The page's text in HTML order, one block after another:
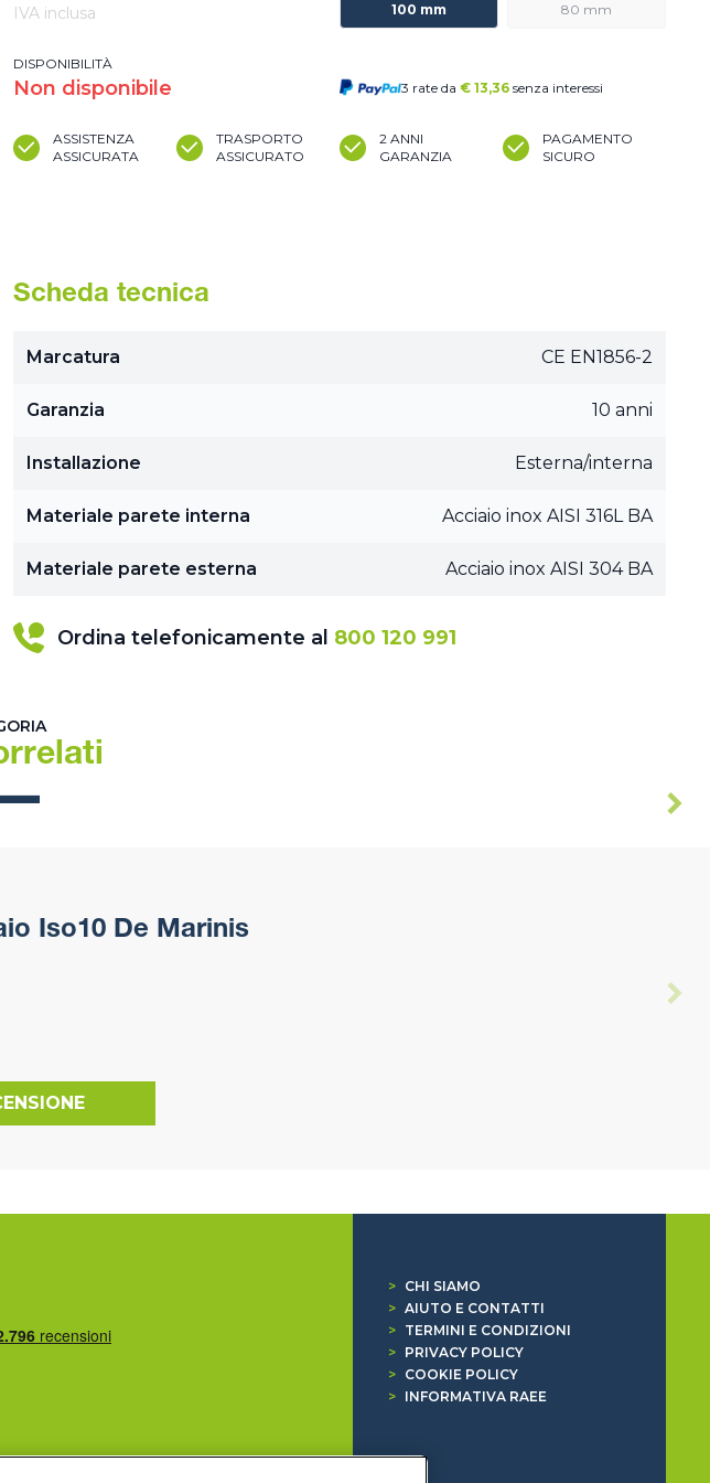
IVA inclusa
DISPONIBILITÀ
Non disponibile
100 mm 80 mm
3 rate da € 13,36 senza interessi
ASSISTENZA
ASSICURATA
TRASPORTO
ASSICURATO
2 ANNI
GARANZIA
PAGAMENTO
SICURO
Scheda tecnica
Marcatura CE EN1856-2
Garanzia 10 anni
Installazione Esterna/interna
Materiale parete interna Acciaio inox AISI 316L BA
Materiale parete esterna Acciaio inox AISI 304 BA
Ordina telefonicamente al 800 120 991
Iso10 De Marinis
>
CHI SIAMO
> AIUTO E CONTATTI
>
TERMINI E CONDIZIONI
>
PRIVACY POLICY
>
COOKIE POLICY
>
INFORMATIVA RAEE